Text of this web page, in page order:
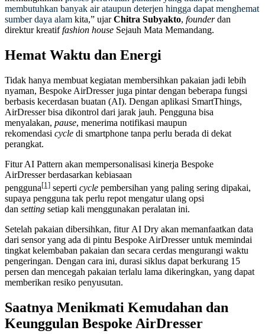
membutuhkan banyak air ataupun deterjen hingga dapat menghemat
sumber daya alam kita,” ujarChitra Subyakto, founderdan
direktur kreatiffashion house Sejauh Mata Memandang.
Hemat Waktu dan Energi
Tidak hanya membuat kegiatan membersihkan pakaian jadi lebih
nyaman, Bespoke AirDresser juga pintar dengan beberapa fungsi
berbasis kecerdasan buatan (AI). Dengan aplikasi SmartThings,
AirDresser bisa dikontrol dari jarak jauh. Pengguna bisa
menyalakan, pause, menerima notifikasi maupun
rekomendasi cycle di smartphone tanpa perlu berada di dekat
perangkat.
Fitur AI Pattern akan mempersonalisasi kinerja Bespoke
AirDresser berdasarkan kebiasaan
pengguna[1] seperti cycle pembersihan yang paling sering dipakai,
supaya pengguna tak perlu repot mengatur ulang opsi
dan setting setiap kali menggunakan peralatan ini.
Setelah pakaian dibersihkan, fitur AI Dry akan memanfaatkan data
dari sensor yang ada di pintu Bespoke AirDresser untuk memindai
tingkat kelembaban pakaian dan secara cerdas mengurangi waktu
pengeringan. Dengan cara ini, durasi siklus dapat berkurang 15
persen dan mencegah pakaian terlalu lama dikeringkan, yang dapat
memberikan resiko penyusutan.
Saatnya Menikmati Kemudahan dan
Keunggulan Bespoke AirDresser